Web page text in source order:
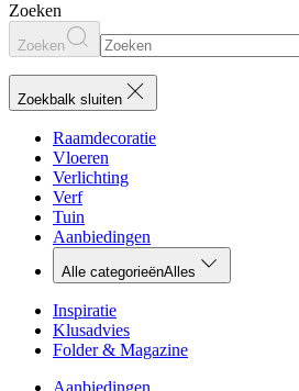
Zoeken
Zoeken
Zoekbalk sluiten
Raamdecoratie
Vloeren
Verlichting
Verf
Tuin
Aanbiedingen
Alle categorieënAlles
Inspiratie
Klusadvies
Folder & Magazine
Aanbiedingen